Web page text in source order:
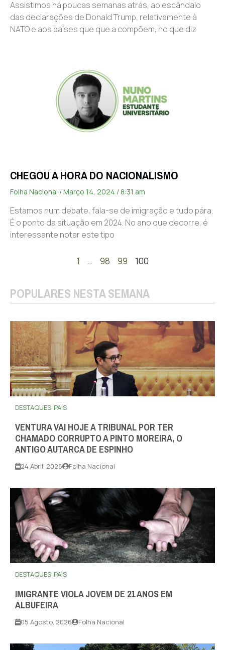
Assistimos há poucas semanas atrás, ao escândalo
das declarações de Donald Trump, relativamente à
NATO e aos países que que a compõem, no que diz
CHEGOU A HORA DO NACIONALISMO
Folha Nacional Março 14, 2024 8:31 am
Estamos num debate, fala-se de imigração e tudo pára.
É o ponto da situação em 2024. No ano que decorre, é
interessante notar este tipo
1 … 98 99 100
POPULARES NESTA SEMANA
DESTAQUES PAÍS
VENTURA VAI HOJE A TRIBUNAL POR TER
CHAMADO CORRUPTO A PINTO MOREIRA, O
ANTIGO AUTARCA DE ESPINHO
24 Abril, 2026 Folha Nacional
DESTAQUES PAÍS
IMIGRANTE VIOLA JOVEM DE 21 ANOS EM
ALBUFEIRA
05 Agosto, 2026 Folha Nacional